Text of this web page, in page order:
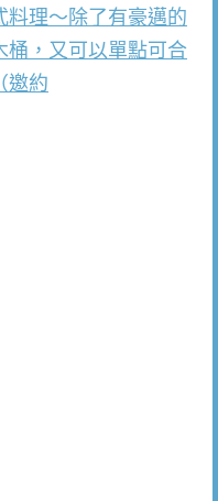
料理～除了有豪邁的
桶，又可以單點可合
邀約